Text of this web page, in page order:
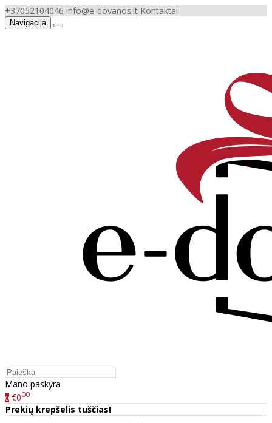
+37052104046 info@e-dovanos.lt Kontaktai
Navigacija
Mano paskyra
0 €000
Prekių krepšelis tuščias!